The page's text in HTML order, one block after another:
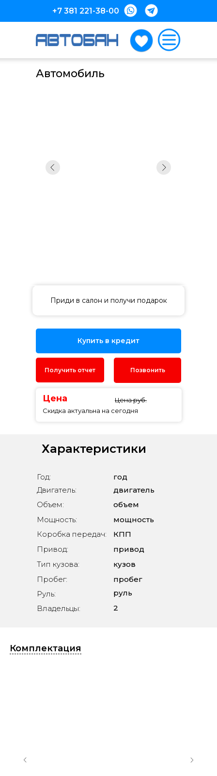
+7 381 221-38-00
Автомобиль
Цена Цена руб.
Двигатель:
Объем:
Мощность:
Коробка передач:
Привод:
Тип кузова:
Пробег:
Владельцы:
Руль:
Год:
двигатель
год
объем
мощность
КПП
привод
кузов
пробег
2
руль
Купить в кредит
Получить отчет Позвонить
Приди в салон и получи подарок
Скидка актуальна на сегодня
Характеристики
Комплектация